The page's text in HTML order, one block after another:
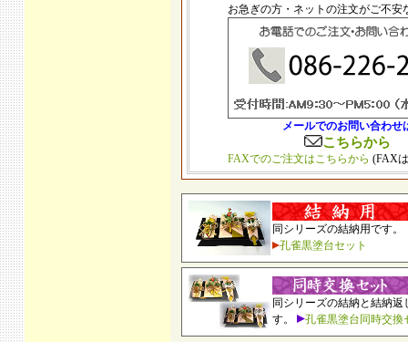
お急ぎの方・ネットの注文がご不安
メールでのお問い合わせ
こちらから
FAXでのご注文はこちらから (FAX
同シリーズの結納用です。
孔雀黒塗台セット
同シリーズの結納と結納返
す。
孔雀黒塗台同時交換